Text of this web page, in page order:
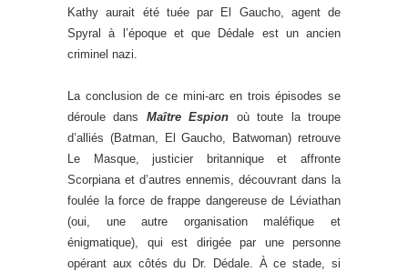
Kathy aurait été tuée par El Gaucho, agent de
Spyral à l’époque et que Dédale est un ancien
criminel nazi.
La conclusion de ce mini-arc en trois épisodes se
déroule dans Maître Espion où toute la troupe
d’alliés (Batman, El Gaucho, Batwoman) retrouve
Le Masque, justicier britannique et affronte
Scorpiana et d’autres ennemis, découvrant dans la
foulée la force de frappe dangereuse de Léviathan
(oui, une autre organisation maléfique et
énigmatique), qui est dirigée par une personne
opérant aux côtés du Dr. Dédale. À ce stade, si